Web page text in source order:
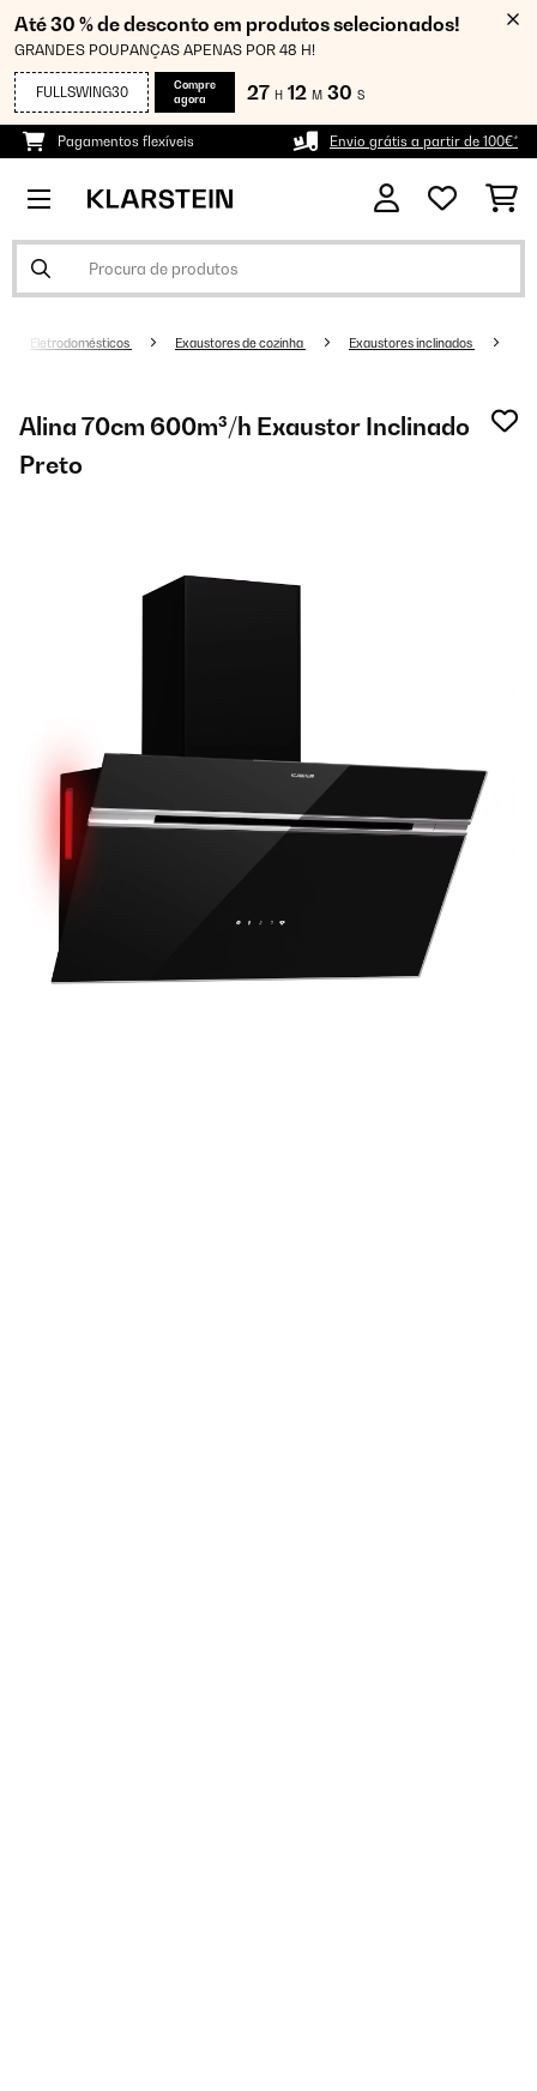
Até 30 % de desconto em produtos selecionados!
GRANDES POUPANÇAS APENAS POR 48 H!
FULLSWING30
Compre
agora
27 H 12 M 30 S
Pagamentos flexíveis Envio grátis a partir de 100€*
Eletrodomésticos Exaustores de cozinha Exaustores inclinados
Alina 70cm 600m³/h Exaustor Inclinado
Preto